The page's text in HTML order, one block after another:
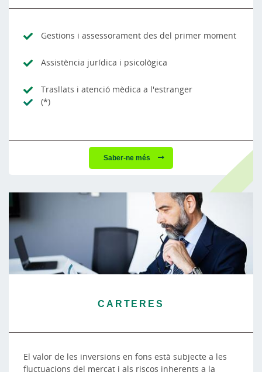
Gestions i assessorament des del primer moment
Assistència jurídica i psicològica
Trasllats i atenció mèdica a l'estranger
(*)
Saber-ne més
CARTERES
El valor de les inversions en fons està subjecte a les
fluctuacions del mercat i als riscos inherents a la